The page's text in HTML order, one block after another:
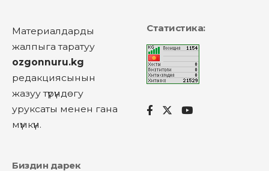
Материалдарды
жалпыга таратуу
ozgonnuru.kg
редакциясынын
жазуу түрүндөгу
уруксаты менен гана
мүмкүн.
Статистика:
Биздин дарек